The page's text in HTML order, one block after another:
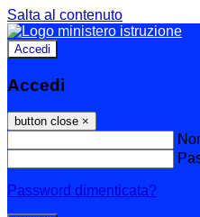
Salta al contenuto
Accedi
Accedi
button close ×
Password dimenticata?